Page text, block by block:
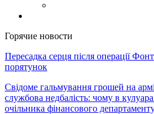
Горячие новости
Пересадка серця після операції
порятунок
Свідоме гальмування грошей на
службова недбалість: чому в
очільника фінансового